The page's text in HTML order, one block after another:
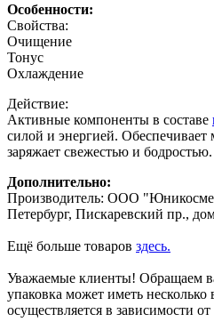
Особенности:
Свойства:
Очищение
Тонус
Охлаждение
Действие:
Активные компоненты в составе
силой и энергией. Обеспечивает
заряжает свежестью и бодростью.
Дополнительно:
Производитель: ООО
Петербург, Пискаревский пр.,
Ещё больше товаров здесь.
Уважаемые клиенты! Обращаем
упаковка может иметь несколько
осуществляется в зависимости